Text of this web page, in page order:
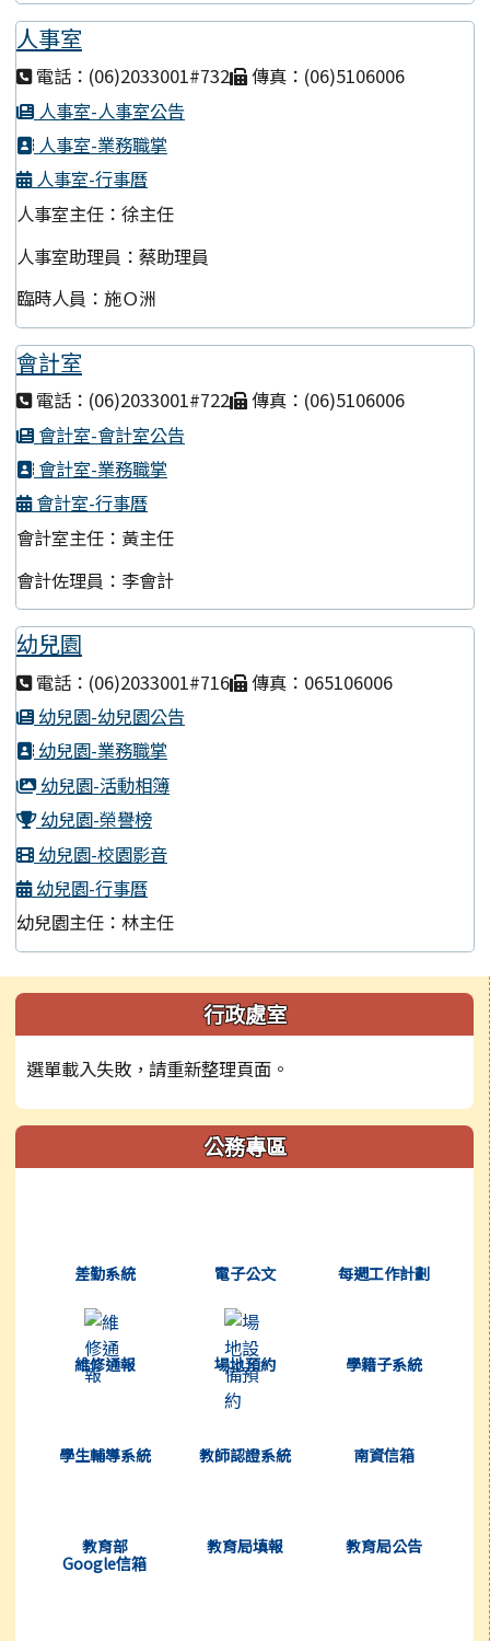
人事室
電話：(06)2033001#732
傳真：(06)5106006
人事室-人事室公告
人事室-業務職掌
人事室-行事曆
人事室主任：徐主任
人事室助理員：蔡助理員
臨時人員：施Ｏ洲
會計室
電話：(06)2033001#722
傳真：(06)5106006
會計室-會計室公告
會計室-業務職掌
會計室-行事曆
會計室主任：黃主任
會計佐理員：李會計
幼兒園
電話：(06)2033001#716
傳真：065106006
幼兒園-幼兒園公告
幼兒園-業務職掌
幼兒園-活動相簿
幼兒園-榮譽榜
幼兒園-校園影音
幼兒園-行事曆
幼兒園主任：林主任
左邊區域內容 行政處室
選單載入失敗，請重新整理頁面。
公務專區
差勤系統 電子公文 每週工作計劃
維修通報
(另開新視窗)
場地預約
(另開新視窗)
學籍子系統
學生輔導系統 教師認證系統 南資信箱
教育部
Google信箱
教育局填報 教育局公告